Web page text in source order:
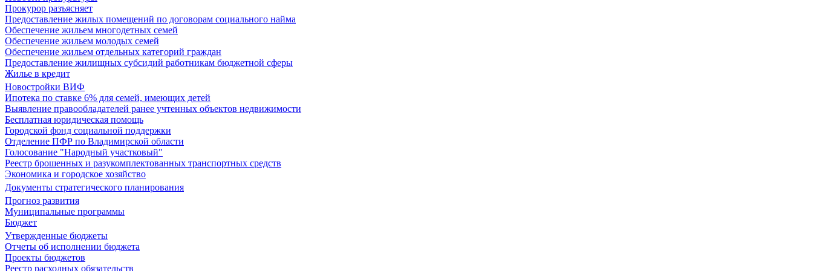
Прокурор разъясняет
Предоставление жилых помещений по договорам социального найма
Обеспечение жильем многодетных семей
Обеспечение жильем молодых семей
Обеспечение жильем отдельных категорий граждан
Предоставление жилищных субсидий работникам бюджетной сферы
Жилье в кредит
Новостройки ВИФ
Ипотека по ставке 6% для семей, имеющих детей
Выявление правообладателей ранее учтенных объектов недвижимости
Бесплатная юридическая помощь
Городской фонд социальной поддержки
Отделение ПФР по Владимирской области
Голосование "Народный участковый"
Реестр брошенных и разукомплектованных транспортных средств
Экономика и городское хозяйство
Документы стратегического планирования
Прогноз развития
Муниципальные программы
Бюджет
Утвержденные бюджеты
Отчеты об исполнении бюджета
Проекты бюджетов
Реестр расходных обязательств